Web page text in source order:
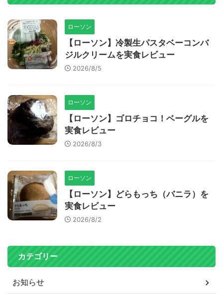
ローソン
【ローソン】冷製生パスタベーコンバ
ジルクリームを実食レビュー
2026/8/5
ローソン
【ローソン】ゴロチョコ！ベーグルを
実食レビュー
2026/8/3
ローソン
【ローソン】どらもっち（バニラ）を
実食レビュー
2026/8/2
カテゴリー
お知らせ